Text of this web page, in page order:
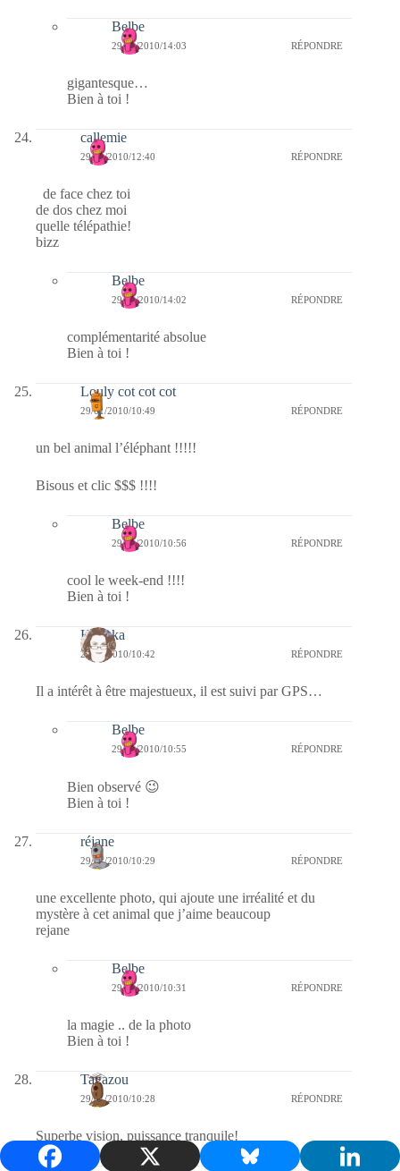
Belbe
29/01/2010/14:03 RÉPONDRE
gigantesque…
Bien à toi !
callemie
29/01/2010/12:40 RÉPONDRE
de face chez toi
de dos chez moi
quelle télépathie!
bizz
Belbe
29/01/2010/14:02 RÉPONDRE
complémentarité absolue
Bien à toi !
Louly cot cot cot
29/01/2010/10:49 RÉPONDRE
un bel animal l’éléphant !!!!!
Bisous et clic $$$ !!!!
Belbe
29/01/2010/10:56 RÉPONDRE
cool le week-end !!!!
Bien à toi !
Heyoka
29/01/2010/10:42 RÉPONDRE
Il a intérêt à être majestueux, il est suivi par GPS…
Belbe
29/01/2010/10:55 RÉPONDRE
Bien observé 😉
Bien à toi !
réjane
29/01/2010/10:29 RÉPONDRE
une excellente photo, qui ajoute une irréalité et du
mystère à cet animal que j’aime beaucoup
rejane
Belbe
29/01/2010/10:31 RÉPONDRE
la magie .. de la photo
Bien à toi !
Tagazou
29/01/2010/10:28 RÉPONDRE
Superbe vision, puissance tranquile!